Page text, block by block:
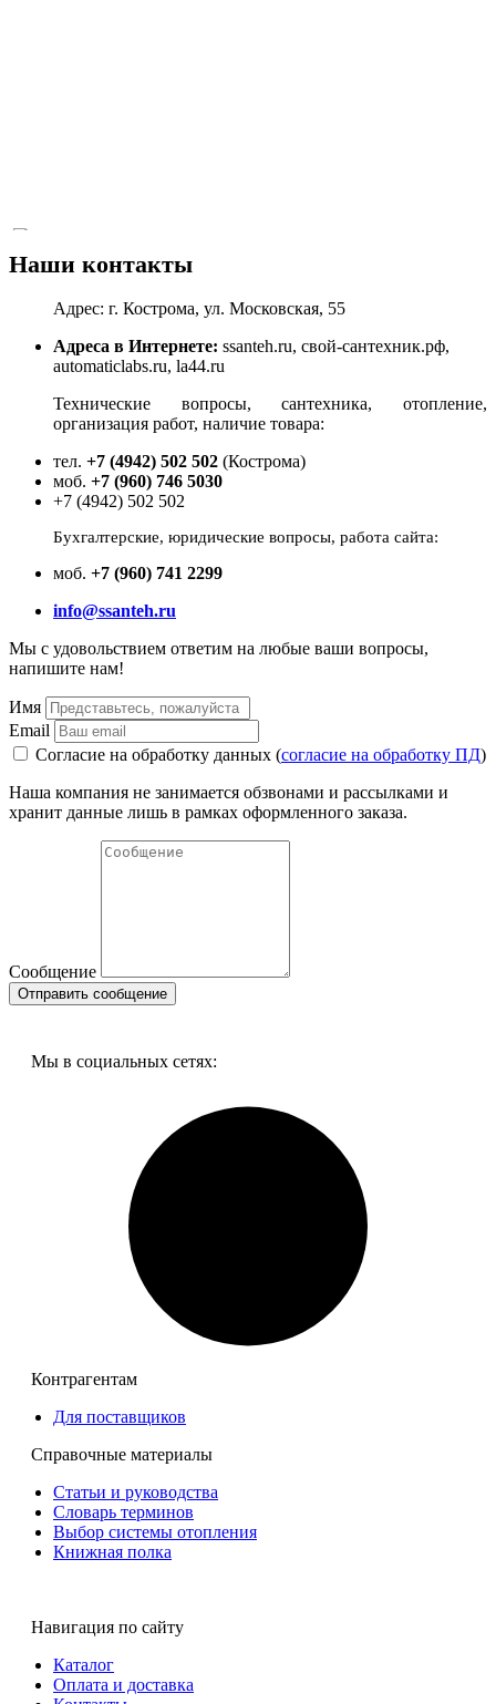
15151 HERZ, 1412563 Вентиль запорный Штремакс-D 1"
ваша скидка:0р.
15393 HERZ, 1621905 Муфта переходная 1"х3/4"
Под заказ
Цена: 1 736р.
ваша скидка:0р.
14990 HERZ, 1400717 Автомат регулятор перепада давления
Ду 65 фл. 750-10000 л/ч
р.
р.
19783 Ниппель переходной НР 2" х 1 1/2"
Наши контакты
Адрес: г. Кострома, ул. Московская, 55
Адреса в Интернете: ssanteh.ru, свой-сантехник.рф,
automaticlabs.ru, la44.ru
Технические вопросы, сантехника, отопление,
организация работ, наличие товара:
тел. +7 (4942) 502 502 (Кострома)
моб. +7 (960) 746 5030
+7 (4942) 502 502
Бухгалтерские, юридические вопросы, работа сайта:
моб. +7 (960) 741 2299
info@ssanteh.ru
Мы с удовольствием ответим на любые ваши вопросы,
напишите нам!
Имя
Email
Согласие на обработку данных (согласие на обработку ПД)
Наша компания не занимается обзвонами и рассылками и
хранит данные лишь в рамках оформленного заказа.
Сообщение
Мы в социальных сетях:
Контрагентам
Для поставщиков
Справочные материалы
Статьи и руководства
Словарь терминов
Выбор системы отопления
Книжная полка
Навигация по сайту
Каталог
Оплата и доставка